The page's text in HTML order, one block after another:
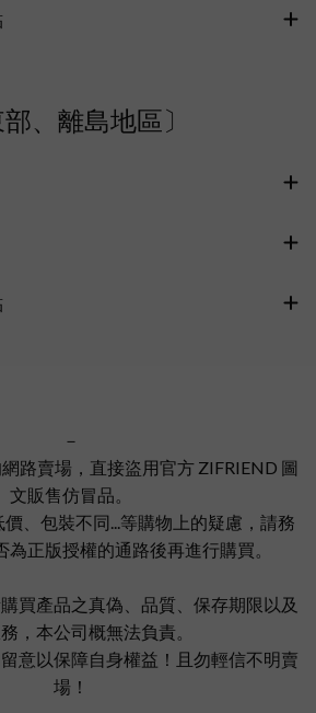
部、離島地區〕
－
路賣場，直接盜用官方 ZIFRIEND 圖
文販售仿冒品。
、包裝不同...等購物上的疑慮，請務
為正版授權的通路後再進行購買。
買產品之真偽、品質、保存期限以及
，本公司概無法負責。
意以保障自身權益！且勿輕信不明賣
場！